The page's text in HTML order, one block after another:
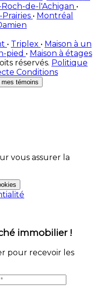
de-l'Achigan •
• Montréal
• Triplex • Maison à un
pied • Maison à étages
réservés. Politique
Conditions
mes témoins
vous assurer la
immobilier !
pour recevoir les